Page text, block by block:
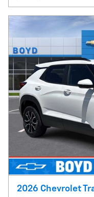
2026 Chevrolet